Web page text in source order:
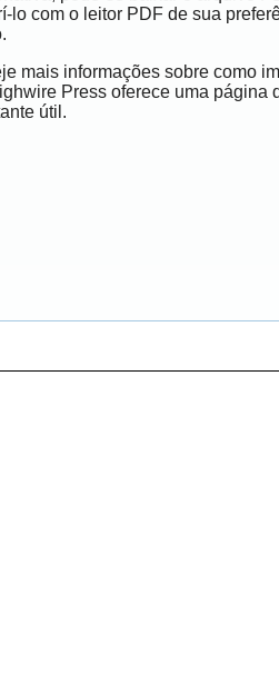
lo com o leitor PDF de sua
mais informações sobre como
Press oferece uma página
útil.